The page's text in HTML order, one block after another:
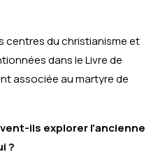
centres du christianisme et
dans le Livre de
associée au martyre de
ils explorer l'ancienne
?